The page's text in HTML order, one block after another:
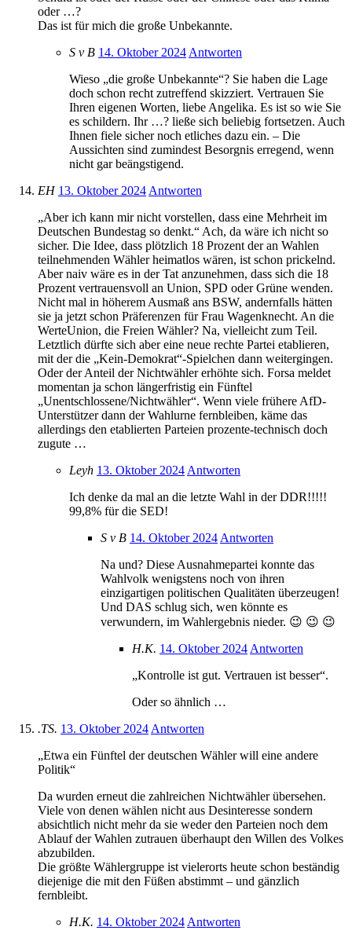
oder …?
Das ist für mich die große Unbekannte.
S v B 14. Oktober 2024 Antworten
Wieso „die große Unbekannte“? Sie haben die Lage
doch schon recht zutreffend skizziert. Vertrauen Sie
Ihren eigenen Worten, liebe Angelika. Es ist so wie Sie
es schildern. Ihr …? ließe sich beliebig fortsetzen. Auch
Ihnen fiele sicher noch etliches dazu ein. – Die
Aussichten sind zumindest Besorgnis erregend, wenn
nicht gar beängstigend.
EH 13. Oktober 2024 Antworten
„Aber ich kann mir nicht vorstellen, dass eine Mehrheit im
Deutschen Bundestag so denkt.“ Ach, da wäre ich nicht so
sicher. Die Idee, dass plötzlich 18 Prozent der an Wahlen
teilnehmenden Wähler heimatlos wären, ist schon prickelnd.
Aber naiv wäre es in der Tat anzunehmen, dass sich die 18
Prozent vertrauensvoll an Union, SPD oder Grüne wenden.
Nicht mal in höherem Ausmaß ans BSW, andernfalls hätten
sie ja jetzt schon Präferenzen für Frau Wagenknecht. An die
WerteUnion, die Freien Wähler? Na, vielleicht zum Teil.
Letztlich dürfte sich aber eine neue rechte Partei etablieren,
mit der die „Kein-Demokrat“-Spielchen dann weitergingen.
Oder der Anteil der Nichtwähler erhöhte sich. Forsa meldet
momentan ja schon längerfristig ein Fünftel
„Unentschlossene/Nichtwähler“. Wenn viele frühere AfD-
Unterstützer dann der Wahlurne fernbleiben, käme das
allerdings den etablierten Parteien prozente-technisch doch
zugute …
Leyh 13. Oktober 2024 Antworten
Ich denke da mal an die letzte Wahl in der DDR!!!!!
99,8% für die SED!
S v B 14. Oktober 2024 Antworten
Na und? Diese Ausnahmepartei konnte das
Wahlvolk wenigstens noch von ihren
einzigartigen politischen Qualitäten überzeugen!
Und DAS schlug sich, wen könnte es
verwundern, im Wahlergebnis nieder. 😉 😉 😉
H.K. 14. Oktober 2024 Antworten
„Kontrolle ist gut. Vertrauen ist besser“.
Oder so ähnlich …
.TS. 13. Oktober 2024 Antworten
„Etwa ein Fünftel der deutschen Wähler will eine andere
Politik“
Da wurden erneut die zahlreichen Nichtwähler übersehen.
Viele von denen wählen nicht aus Desinteresse sondern
absichtlich nicht mehr da sie weder den Parteien noch dem
Ablauf der Wahlen zutrauen überhaupt den Willen des Volkes
abzubilden.
Die größte Wählergruppe ist vielerorts heute schon beständig
diejenige die mit den Füßen abstimmt – und gänzlich
fernbleibt.
H.K. 14. Oktober 2024 Antworten